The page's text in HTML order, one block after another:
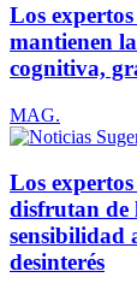
Los
mantienen
cognitiva,
MAG.
Los
disfrutan de
sensibilidad
desinterés